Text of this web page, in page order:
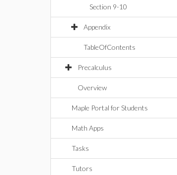
Section 9-10
Appendix
TableOfContents
Precalculus
Overview
Maple Portal for Students
Math Apps
Tasks
Tutors